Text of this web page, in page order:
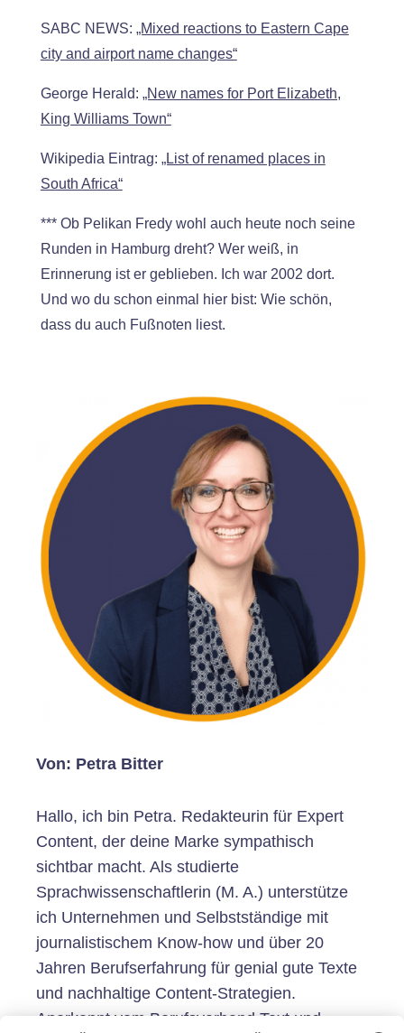
SABC NEWS: „Mixed reactions to Eastern Cape
city and airport name changes“
George Herald: „New names for Port Elizabeth,
King Williams Town“
Wikipedia Eintrag: „List of renamed places in
South Africa“
*** Ob Pelikan Fredy wohl auch heute noch seine
Runden in Hamburg dreht? Wer weiß, in
Erinnerung ist er geblieben. Ich war 2002 dort.
Und wo du schon einmal hier bist: Wie schön,
dass du auch Fußnoten liest.
Von: Petra Bitter
Hallo, ich bin Petra. Redakteurin für Expert
Content, der deine Marke sympathisch
sichtbar macht. Als studierte
Sprachwissenschaftlerin (M. A.) unterstütze
ich Unternehmen und Selbstständige mit
journalistischem Know-how und über 20
Jahren Berufserfahrung für genial gute Texte
und nachhaltige Content-Strategien.
Anerkannt vom Berufsverband Text und